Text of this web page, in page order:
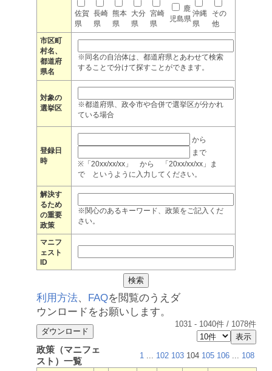
佐賀
県
長崎
県
熊本
県
大分
県
宮崎
県
鹿
児島県
沖縄
県
その
他
市区町
村名、
都道府
県名
※同名の自治体は、都道府県とあわせて検索
することで分けて探すことができます。
対象の
選挙区
※都道府県、政令市や合併で選挙区が分かれ
ている場合
登録日
時
から
まで
※「20xx/xx/xx」 から 「20xx/xx/xx」ま
で というように入力してください。
解決す
るため
の重要
政策
※関心のあるキーワード、政策をご記入くだ
さい。
マニフ
ェスト
ID
利用方法、 FAQを閲覧のうえダ
ウンロードをお願いします。
1031 - 1040件 / 1078件
政策（マニフェ
スト）一覧
1 ... 102 103 104 105 106 ... 108